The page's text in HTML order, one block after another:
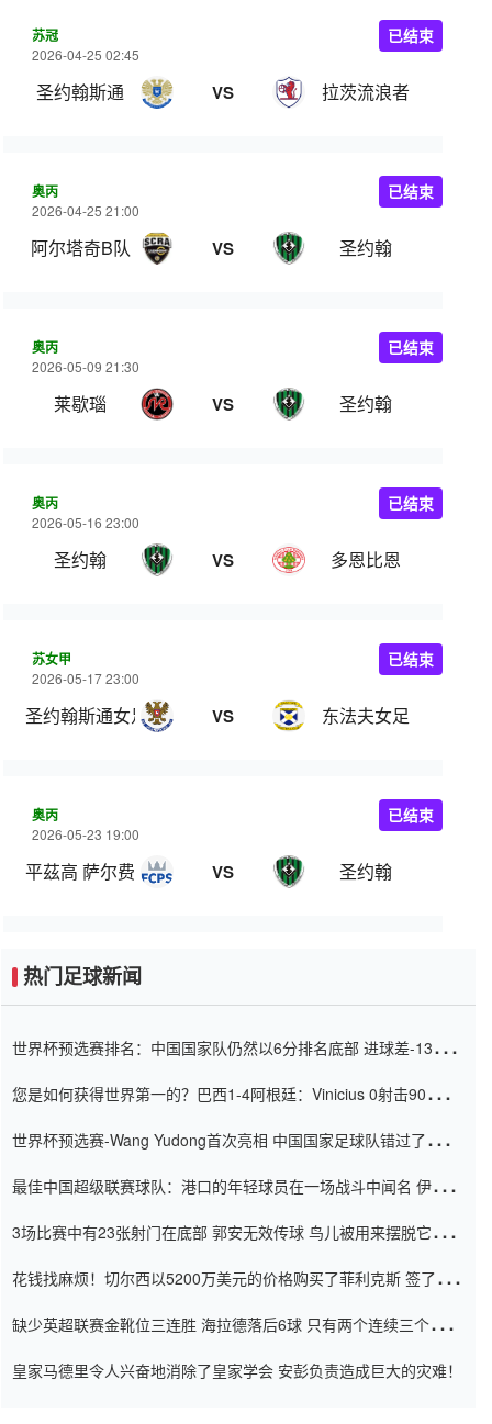
苏冠
2026-04-25 02:45
圣约翰斯通 VS 拉茨流浪者
已结束
奥丙
2026-04-25 21:00
阿尔塔奇B队 VS 圣约翰
已结束
奥丙
2026-05-09 21:30
莱歇瑙 VS 圣约翰
已结束
奥丙
2026-05-16 23:00
圣约翰 VS 多恩比恩
已结束
苏女甲
2026-05-17 23:00
圣约翰斯通女足 VS 东法夫女足
已结束
奥丙
2026-05-23 19:00
平茲高 萨尔费尔登 VS 圣约翰
已结束
热门足球新闻
世界杯预选赛排名：中国国家队仍然以6分排名底部 进球差-13令人
您是如何获得世界第一的？巴西1-4阿根廷：Vinicius 0射击90分钟
世界杯预选赛-Wang Yudong首次亮相 中国国家足球队错过了世界
最佳中国超级联赛球队：港口的年轻球员在一场战斗中闻名 伊万放
3场比赛中有23张射门在底部 郭安无效传球 鸟儿被用来摆脱它
花钱找麻烦！切尔西以5200万美元的价格购买了菲利克斯 签了7年
缺少英超联赛金靴位三连胜 海拉德落后6球 只有两个连续三个连续
皇家马德里令人兴奋地消除了皇家学会 安彭负责造成巨大的灾难！